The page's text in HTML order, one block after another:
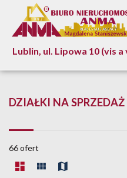
Lublin, ul. Lipowa 10 (vis a
DZIAŁKI NA SPRZEDAŻ
66 ofert